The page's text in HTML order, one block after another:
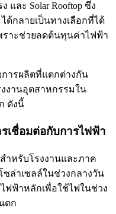
และ Solar Rooftop ซึ่ง
ด้กลายเป็นทางเลือกที่ได้
าะช่วยลดต้นทุนค่าไฟฟ้า
ารผลิตที่แตกต่างกัน
งานอุตสาหกรรมใน
ดังนี้
เชื่อมต่อกับการไฟฟ้า
ำหรับโรงงานและภาค
ล่าเซลล์ในช่วงกลางวัน
ฟฟ้าหลักเพื่อใช้ไฟในช่วง
ตก